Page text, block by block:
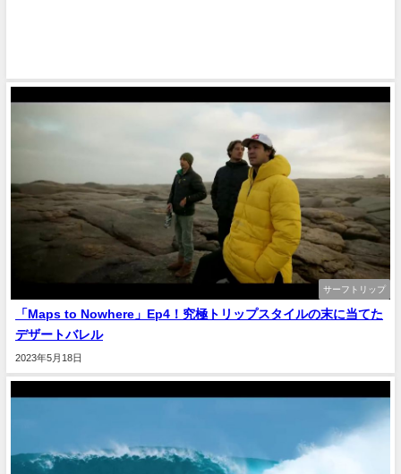
サーフトリップ
「Maps to Nowhere」Ep4！究極トリップスタイルの末に当てた
デザートバレル
2023年5月18日